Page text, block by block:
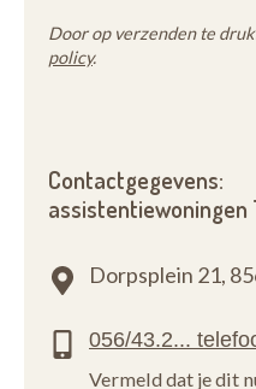
Door op verzenden te
policy.
Contactgegevens:
assistentiewoningen
Dorpsplein 21,
Vermeld dat je dit